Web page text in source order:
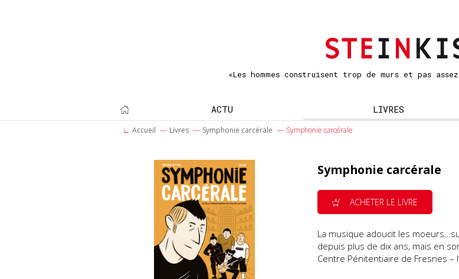
«Les hommes construisent trop de murs et pas
ACTU LIVRES
Accueil Livres Symphonie carcérale Symphonie carcérale
Symphonie carcérale
ACHETER LE LIVRE
La musique adoucit les
depuis plus de dix ans, mais en
Centre Pénitentiaire de Fresnes –